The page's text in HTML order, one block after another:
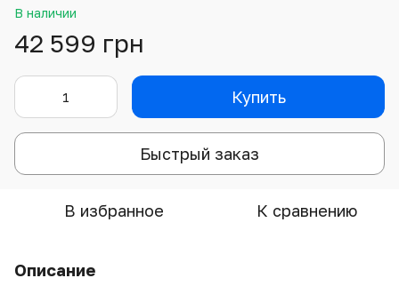
В наличии
42 599 грн
Купить
Быстрый заказ
В избранное К сравнению
Описание